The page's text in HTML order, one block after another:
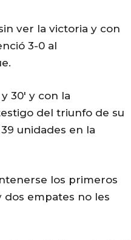
ver la victoria y con
3-0 al
30′ y con la
del triunfo de su
unidades en la
los primeros
dos empates no les